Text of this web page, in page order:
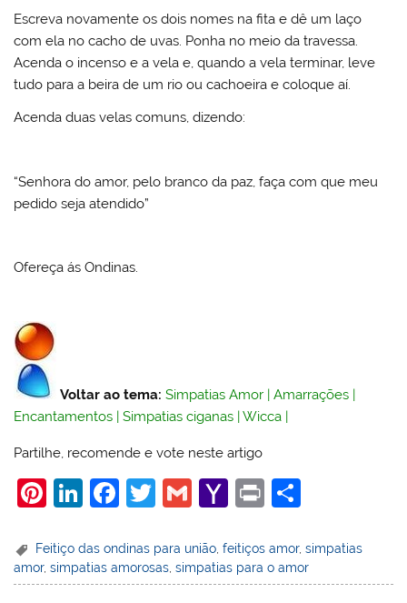
Escreva novamente os dois nomes na fita e dê um laço
com ela no cacho de uvas. Ponha no meio da travessa.
Acenda o incenso e a vela e, quando a vela terminar, leve
tudo para a beira de um rio ou cachoeira e coloque aí.
Acenda duas velas comuns, dizendo:
“Senhora do amor, pelo branco da paz, faça com que meu
pedido seja atendido”
Ofereça ás Ondinas.
Voltar ao tema: Simpatias Amor |Amarrações |
Encantamentos |Simpatias ciganas |Wicca |
Partilhe, recomende e vote neste artigo
Pi
er
e
Li
k
e
F
c
e
T
itt
er
G
ai
l
Y
h
o
Pr
t
ar
e
Feitiço das ondinas para união ,feitiços amor,simpatias
amor,simpatias amorosas,simpatias para o amor